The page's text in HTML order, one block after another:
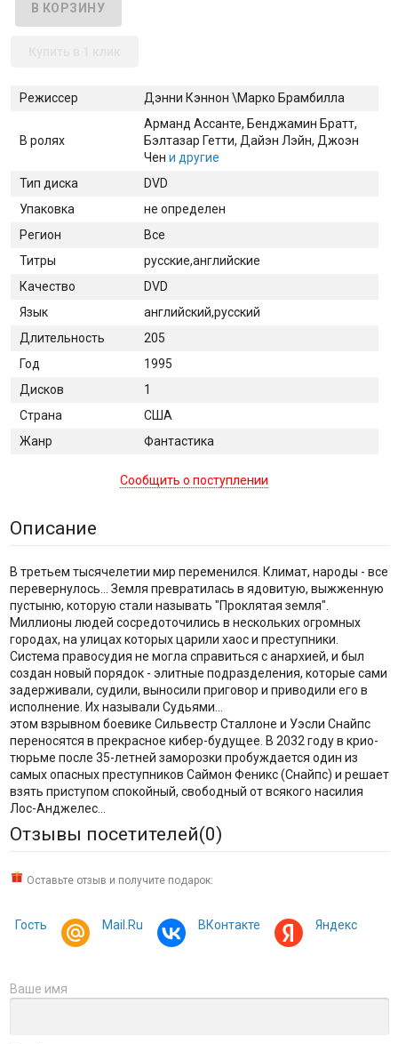
Режиссер Дэнни Кэннон \Марко Брамбилла
В ролях
Арманд Ассанте, Бенджамин Братт,
Бэлтазар Гетти, Дайэн Лэйн, Джоэн
Чен и другие
Тип диска
DVD
Упаковка
не определен
Регион
Все
Титры
русские,английские
Качество
DVD
Язык
английский,русский
Длительность
205
Год
1995
Дисков
1
Страна
США
Жанр
Фантастика
Сообщить о поступлении
Описание
В третьем тысячелетии мир переменился. Климат, народы - все
перевернулось... Земля превратилась в ядовитую, выжженную
пустыню, которую стали называть "Проклятая земля".
Миллионы людей сосредоточились в нескольких огромных
городах, на улицах которых царили хаос и преступники.
Система правосудия не могла справиться с анархией, и был
создан новый порядок - элитные подразделения, которые сами
задерживали, судили, выносили приговор и приводили его в
исполнение. Их называли Судьями...
этом взрывном боевике Сильвестр Сталлоне и Уэсли Снайпс
переносятся в прекрасное кибер-будущее. В 2032 году в крио-
тюрьме после 35-летней заморозки пробуждается один из
самых опасных преступников Саймон Феникс (Снайпс) и решает
взять приступом спокойный, свободный от всякого насилия
Лос-Анджелес...
Отзывы посетителей(0)
Оставьте отзыв и получите подарок:
Гость Mail.Ru ВКонтакте Яндекс
Ваше имя